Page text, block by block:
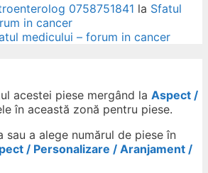
0758751841 la Sfatul
in cancer
medicului – forum in cancer
acestei piese mergând la Aspect /
în această zonă pentru piese.
sau a alege numărul de piese în
/ Personalizare / Aranjament /